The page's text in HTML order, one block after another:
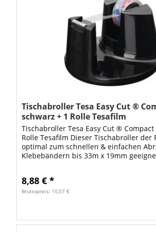
Tischabroller Tesa Easy Cut ®
schwarz + 1 Rolle Tesafilm
Tischabroller Tesa Easy Cut ® Compact
Rolle Tesafilm Dieser Tischabroller der
optimal zum schnellen & einfachen
Klebebändern bis 33m x 19mm
8,88 € *
Bruttopreis: 10,57 €